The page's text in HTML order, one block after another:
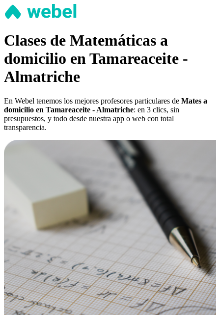
Clases de Matemáticas a
domicilio en Tamareaceite -
Almatriche
En Webel tenemos los mejores profesores particulares de Mates a
domicilio en Tamareaceite - Almatriche: en 3 clics, sin
presupuestos, y todo desde nuestra app o web con total
transparencia.